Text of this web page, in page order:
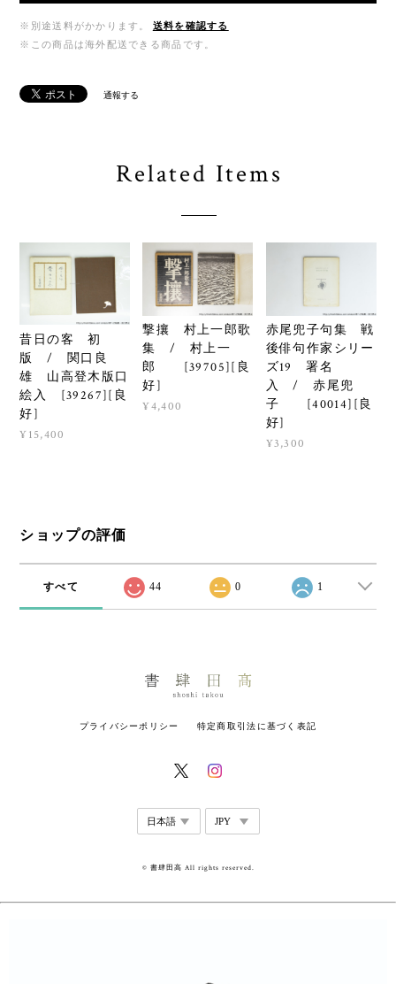
※別途送料がかかります。
送料を確認する
※この商品は海外配送できる商品です。
通報する
Related Items
昔日の客 初
版 / 関口良
雄 山高登木版口
絵入 [39267][良
好]
¥15,400
撃攘 村上一郎歌
集 / 村上一
郎 [39705][良
好]
¥4,400
赤尾兜子句集 戦
後俳句作家シリー
ズ19 署名
入 / 赤尾兜
子 [40014][良
好]
¥3,300
ショップの評価
すべて 44 0 1
プライバシーポリシー 特定商取引法に基づく表記
© 書肆田高 All rights reserved.